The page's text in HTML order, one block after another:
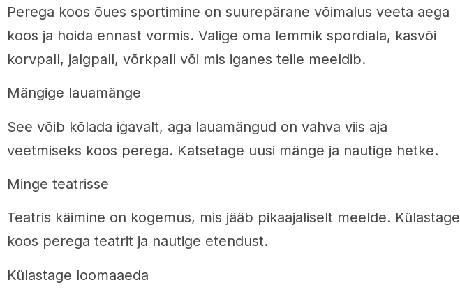
Perega koos õues sportimine on suurepärane võimalus veeta aega
koos ja hoida ennast vormis. Valige oma lemmik spordiala, kasvõi
korvpall, jalgpall, võrkpall või mis iganes teile meeldib.
Mängige lauamänge
See võib kõlada igavalt, aga lauamängud on vahva viis aja
veetmiseks koos perega. Katsetage uusi mänge ja nautige hetke.
Minge teatrisse
Teatris käimine on kogemus, mis jääb pikaajaliselt meelde. Külastage
koos perega teatrit ja nautige etendust.
Külastage loomaaeda